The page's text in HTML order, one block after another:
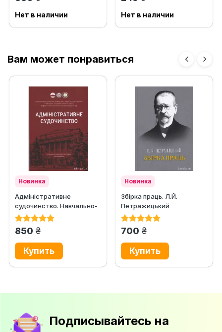
Нет в наличии Нет в наличии
Вам может понравиться
Новинка
Адміністративне
судочинство. Навчально-
науковий посібник
850 грн.
Новинка
Збірка праць. Л.Й.
Петражицький
700 грн.
Подписывайтесь на